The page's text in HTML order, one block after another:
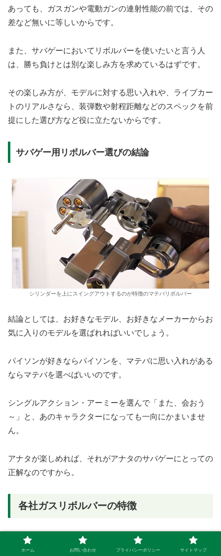
あっても、ガスガンや電動ガンの連射性能の前では、その
差など無いに等しいからです。
また、サバゲーにおいてリボルバーを使いたいと言う人
は、勝ち負けとは別な楽しみ方を求めているはずです。
その楽しみ方が、モデルに対する思い入れや、ライブカー
トのリアルさなら、装弾数や射程距離などのスペックを前
提にした選び方など役に立たないからです。
サバゲー用リボルバー選びの結論
シリンダーを上にスイングアウトするのが特徴のマテバリボルバー
結論としては、お好きなモデル、お好きなメーカーからお
気に入りのモデルを選ばれればいいでしょう。
パイソンが好きならパイソンを、マテバに思い入れがある
ならマテバを選べばいいのです。
シングルアクション・アーミーを選んで「また、会おう
～」と、あのキャラクターになっても一向にかまいませ
ん。
アナタが楽しめれば、それがアナタのサバゲーにとっての
正解なのですから。
各社ガスリボルバーの特徴
現在、ガスリボルバーを生産している国内メーカーは‘タ
ナカワークス‘‘マルシン工業‘‘‘クラウン‘の３社です。
ホーム お問い合わせ プライバシーポリシー サイトマップ